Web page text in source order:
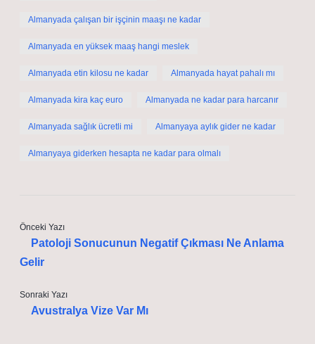
Almanyada çalışan bir işçinin maaşı ne kadar
Almanyada en yüksek maaş hangi meslek
Almanyada etin kilosu ne kadar Almanyada hayat pahalı mı
Almanyada kira kaç euro Almanyada ne kadar para harcanır
Almanyada sağlık ücretli mi Almanyaya aylık gider ne kadar
Almanyaya giderken hesapta ne kadar para olmalı
Önceki Yazı
Patoloji Sonucunun Negatif Çıkması Ne Anlama
Gelir
Sonraki Yazı
Avustralya Vize Var Mı